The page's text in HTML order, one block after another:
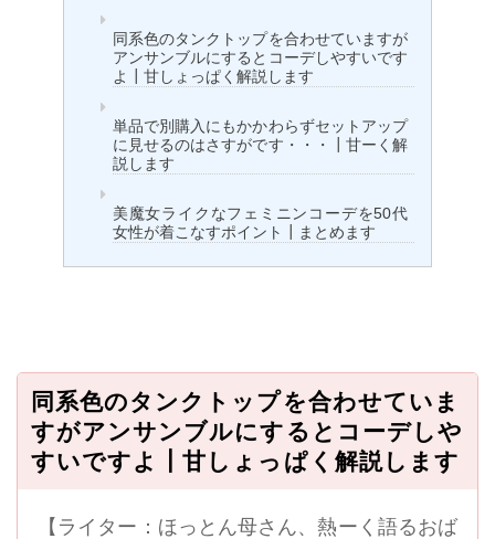
同系色のタンクトップを合わせていますが
アンサンブルにするとコーデしやすいです
よ┃甘しょっぱく解説します
単品で別購入にもかかわらずセットアップ
に見せるのはさすがです・・・┃甘ーく解
説します
美魔女ライクなフェミニンコーデを50代
女性が着こなすポイント┃まとめます
同系色のタンクトップを合わせていま
すがアンサンブルにするとコーデしや
すいですよ┃甘しょっぱく解説します
【ライター：ほっとん母さん、熱ーく語るおば